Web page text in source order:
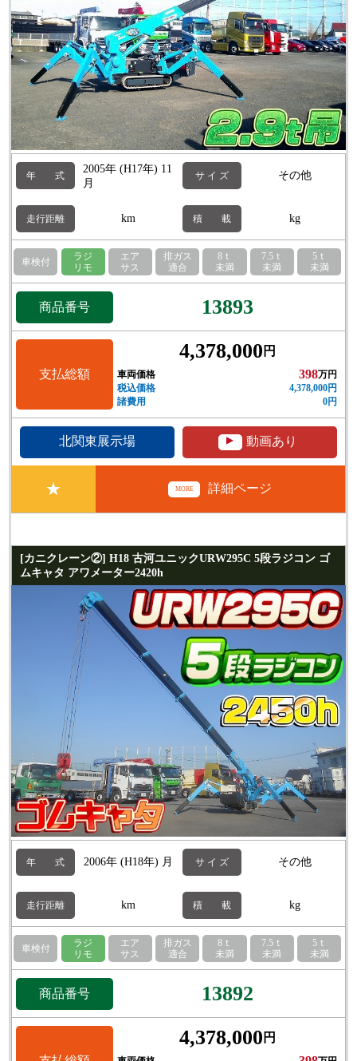
年 式
2005年 (H17年) 11
月
サ イ ズ その他
走行距離 km 積 載 kg
車検付
ラジ
リモ
エア
サス
排ガス
適合
8ｔ
未満
7.5ｔ
未満
5ｔ
未満
商品番号 13893
支払総額
4,378,000 円
車両価格 398万円
税込価格
4,378,000円
諸費用
0円
北関東展示場 ▲ 動画あり
★ MORE 詳細ページ
[カニクレーン②] H18 古河ユニックURW295C 5段ラジコン ゴ
ムキャタ アワメーター2420h
年 式 2006年 (H18年) 月 サ イ ズ その他
走行距離 km 積 載 kg
車検付
ラジ
リモ
エア
サス
排ガス
適合
8ｔ
未満
7.5ｔ
未満
5ｔ
未満
商品番号 13892
4,378,000 円